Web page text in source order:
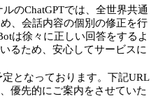
のChatGPTでは、全世界共通
、会話内容の個別の修正を行
は徐々に正しい回答をするよ
るため、安心してサービスに
となっております。下記URL
優先的にご案内をさせていた